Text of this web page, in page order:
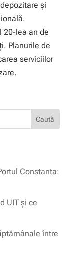
și
20-lea an de
Planurile de
serviciilor
Constanta:
UIT și ce
între